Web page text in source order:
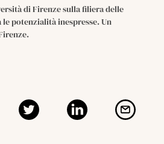
di Firenze sulla filiera delle
le potenzialità inespresse. Un